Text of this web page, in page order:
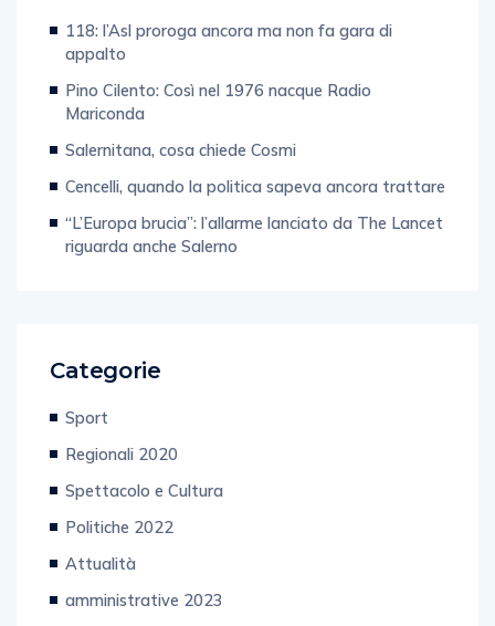
118: l’Asl proroga ancora ma non fa gara di
appalto
Pino Cilento: Così nel 1976 nacque Radio
Mariconda
Salernitana, cosa chiede Cosmi
Cencelli, quando la politica sapeva ancora trattare
“L’Europa brucia”: l’allarme lanciato da The Lancet
riguarda anche Salerno
Categorie
Sport
Regionali 2020
Spettacolo e Cultura
Politiche 2022
Attualità
amministrative 2023